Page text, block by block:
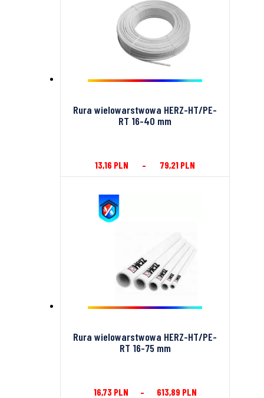
Rura wielowarstwowa HERZ-HT/PE-
RT 16-40 mm
13,16 PLN – 79,21 PLN
Rura wielowarstwowa HERZ-HT/PE-
RT 16-75 mm
16,73 PLN – 613,89 PLN